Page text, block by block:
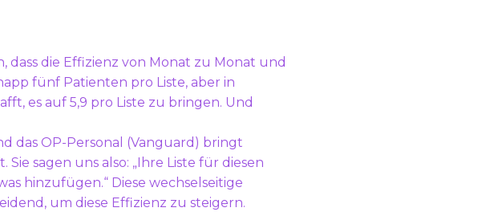
dass die Effizienz von Monat zu Monat und
fünf Patienten pro Liste, aber in
es auf 5,9 pro Liste zu bringen. Und
das OP-Personal (Vanguard) bringt
sagen uns also: „Ihre Liste für diesen
hinzufügen.“ Diese wechselseitige
um diese Effizienz zu steigern.